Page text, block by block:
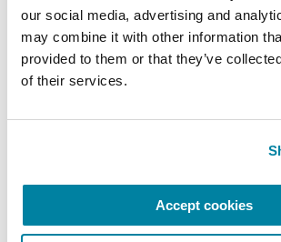
our social media, advertising and
may combine it with other information
provided to them or that they’ve
of their services.
Accept cookies